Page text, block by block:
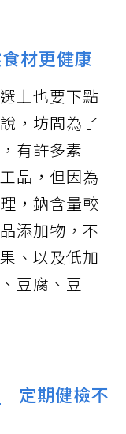
材更健康
上也要下點
，坊間為了
有許多素
品，但因為
，鈉含量較
添加物，不
、以及低加
豆腐、豆
定期健檢不